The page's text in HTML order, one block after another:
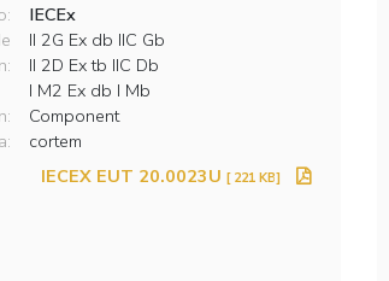
IECEx
II 2G Ex db IIC Gb
II 2D Ex tb IIC Db
I M2 Ex db I Mb
Component
cortem
IECEX EUT 20.0023U[ 221 KB]